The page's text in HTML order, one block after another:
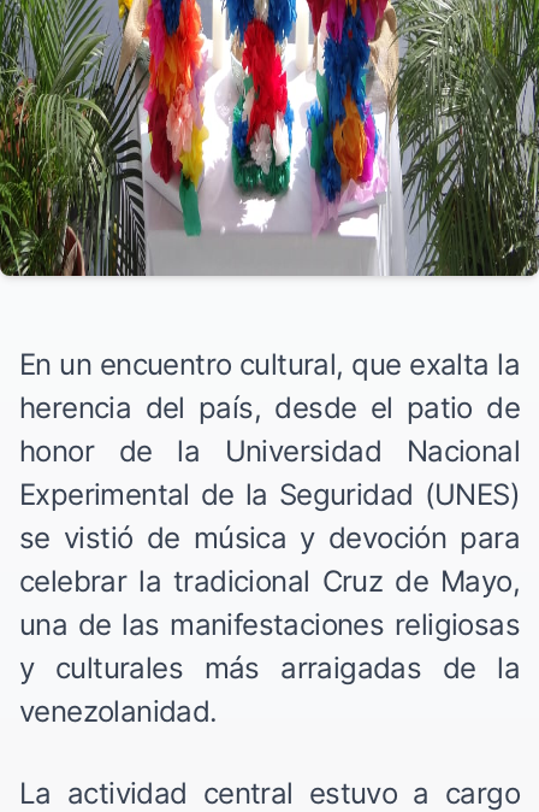
En un encuentro cultural, que exalta la
herencia del país, desde el patio de
honor de la Universidad Nacional
Experimental de la Seguridad (UNES)
se vistió de música y devoción para
celebrar la tradicional Cruz de Mayo,
una de las manifestaciones religiosas
y culturales más arraigadas de la
venezolanidad.
La actividad central estuvo a cargo